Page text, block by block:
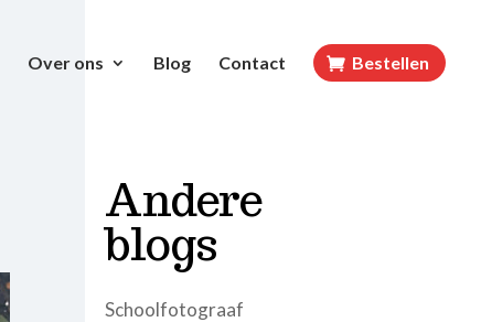
Over ons Blog Contact Bestellen
Andere
blogs
Schoolfotograaf